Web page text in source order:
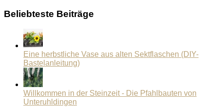
Beliebteste Beiträge
Eine herbstliche Vase aus alten Sektflaschen (DIY-
Bastelanleitung)
Willkommen in der Steinzeit - Die Pfahlbauten von
Unteruhldingen